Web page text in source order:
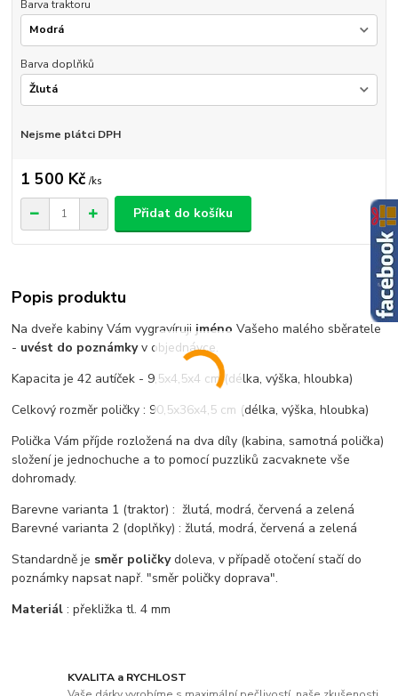
Barva traktoru
Barva doplňků
Nejsme plátci DPH
1 500 Kč /ks
Přidat do košíku
KVALITA a RYCHLOST
Popis produktu
Na dveře kabiny Vám vygravíruji jméno Vašeho malého sběratele
- uvést do poznámkyv objednávce.
Kapacita je 42 autíček - 9,5x4,5x4 cm (délka, výška, hloubka)
Celkový rozměr poličky : 90,5x36x4,5 cm (délka, výška, hloubka)
Polička Vám příjde rozložená na dva díly (kabina, samotná polička)
složení je jednochuche a to pomocí puzzliků zacvaknete vše
dohromady.
Barevne varianta 1 (traktor) : žlutá, modrá, červená a zelená
Barevné varianta 2 (doplňky) : žlutá, modrá, červená a zelená
Standardně je směr poličkydoleva, v případě otočení stačí do
poznámky napsat např. "směr poličky doprava".
Materiál : překližka tl. 4 mm